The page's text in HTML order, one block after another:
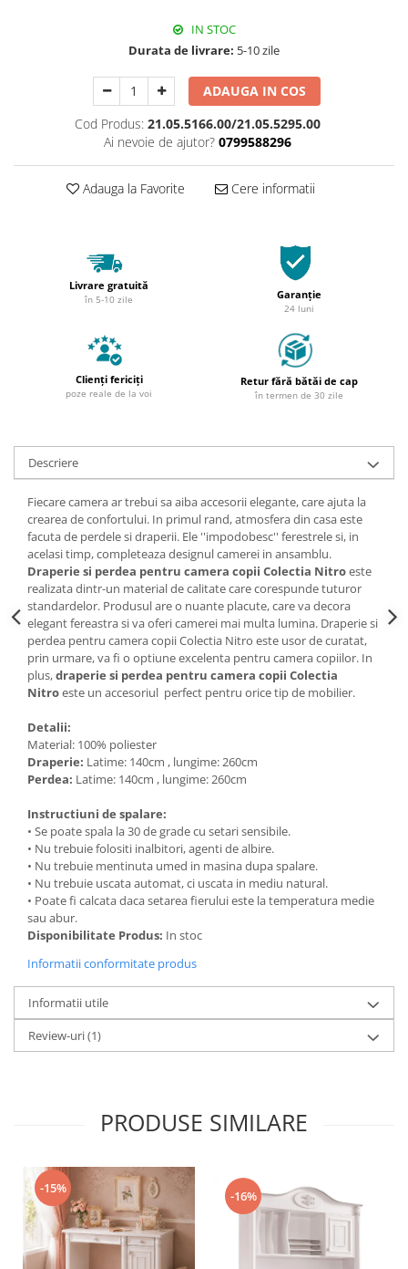
IN STOC
Durata de livrare: 5-10 zile
ADAUGA IN COS
Cod Produs: 21.05.5166.00/21.05.5295.00
Ai nevoie de ajutor? 0799588296
Adauga la Favorite Cere informatii
Livrare gratuită
în 5-10 zile Garanție
24 luni
Clienți fericiți
poze reale de la voi
Retur fără bătăi de cap
în termen de 30 zile
Descriere
Fiecare camera ar trebui sa aiba accesorii elegante, care ajuta la
crearea de confortului. In primul rand, atmosfera din casa este
facuta de perdele si draperii. Ele ''impodobesc'' ferestrele si, in
acelasi timp, completeaza designul camerei in ansamblu.
Draperie si perdea pentru camera copii Colectia Nitroeste
realizata dintr-un material de calitate care corespunde tuturor
standardelor. Produsul are o nuante placute, care va decora
elegant fereastra si va oferi camerei mai multa lumina. Draperie si
perdea pentru camera copii Colectia Nitro este usor de curatat,
prin urmare, va fi o optiune excelenta pentru camera copiilor. In
plus,draperie si perdea pentru camera copii Colectia
Nitroeste un accesoriul perfect pentru orice tip de mobilier.
Detalii:
Material: 100% poliester
Draperie: Latime: 140cm , lungime: 260cm
Perdea: Latime: 140cm , lungime: 260cm
Instructiuni de spalare:
• Se poate spala la 30 de grade cu setari sensibile.
• Nu trebuie folositi inalbitori, agenti de albire.
• Nu trebuie mentinuta umed in masina dupa spalare.
• Nu trebuie uscata automat, ci uscata in mediu natural.
• Poate fi calcata daca setarea fierului este la temperatura medie
sau abur.
Disponibilitate Produs: In stoc
Informatii conformitate produs
Informatii utile
Review-uri(1)
PRODUSE SIMILARE
-15%
-16%